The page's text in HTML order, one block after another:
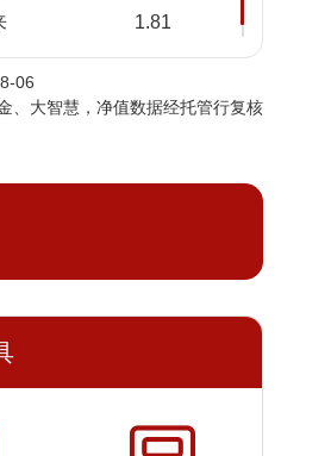
1.81
1.0181
1.0176
06
、大智慧，净值数据经托管行复核